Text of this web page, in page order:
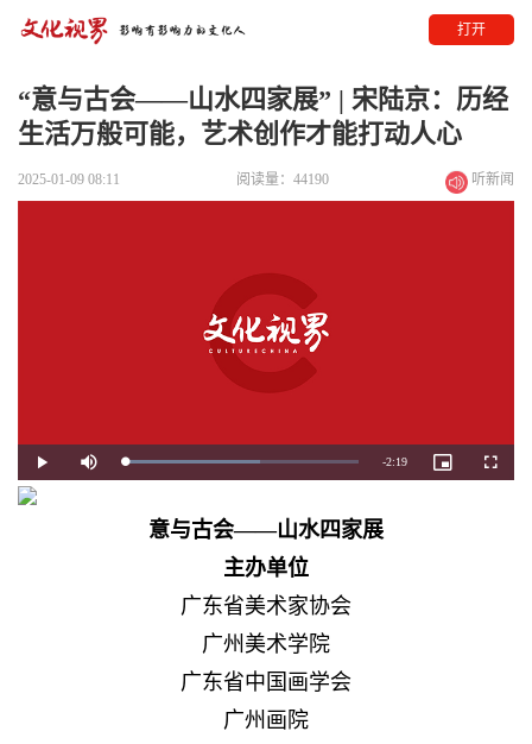
打开
“意与古会——山水四家展” | 宋陆京：历经
生活万般可能，艺术创作才能打动人心
2025-01-09 08:11 阅读量：44190 听新闻
Play Mute Loaded:
Remaining
-2:19
Picture-
in-
意与古会——山水四家展
主办单位
广东省美术家协会
广州美术学院
广东省中国画学会
广州画院